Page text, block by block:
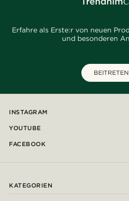
Erfahre als Erste:r von neuen
und besonderen
BEITRETEN
INSTAGRAM
YOUTUBE
FACEBOOK
KATEGORIEN